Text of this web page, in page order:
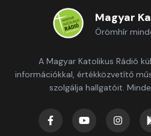
Magyar
Örömhír
A Magyar Katolikus Rádió
információkkal, értékközvetítő
szolgálja hallgatóit.